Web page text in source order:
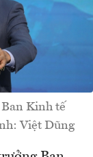
Kinh tế
Việt Dũng